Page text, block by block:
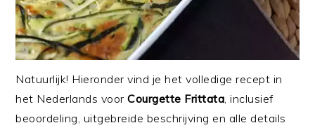
Natuurlijk! Hieronder vind je het volledige recept in
het Nederlands voorCourgette Frittata, inclusief
beoordeling, uitgebreide beschrijving en alle details